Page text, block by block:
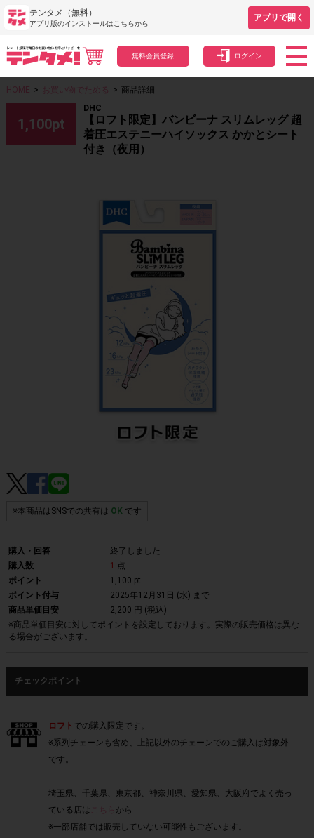
テンタメ（無料）
アプリ版のインストールはこちらから
アプリで開く
無料会員登録 ログイン
HOME > お買い物でためる > 商品詳細
1,100pt
DHC
【ロフト限定】バンビーナ スリムレッグ 超
着圧エステニーハイソックス かかとシート
付き（夜用）
※本商品はSNSでの共有は OKです
購入・回答
終了しました
購入数
1
点
ポイント
1,100 pt
ポイント付与
2025年12月31日 (水) まで
商品単価目安
2,200 円 (税込)
※商品単価目安に対してポイントを設定しております。実際の販売価格は異な
る場合がございます。
チェックポイント
ロフト での購入限定です。
※系列チェーンも含め、上記以外のチェーンでのご購入は対象外
です。
埼玉県、千葉県、東京都、神奈川県、愛知県、大阪府でよく売っ
ている店は
こちら から
※一部店舗では販売していない可能性もございます。